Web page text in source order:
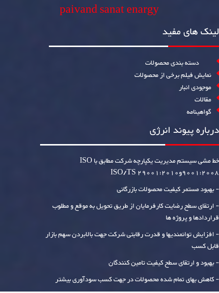
paivand sanat enargy
لینک های مفید
دسته بندی محصولات
نمایش فیلم برخی از محصولات
موجودی انبار
مقالات
گواهینامه
درباره پیوند انرژی
خط مشی سیستم مدیریت یکپارچه شرکت مطابق با ISO
9001:2008وISO/TS 29001:2010
- بهبود مستمر کیفیت محصولات بازرگانی
- ارتقای سطح رضایت کارفرمایان از طریق تحویل به موقع و مطلوب
قراردادها و پروژه ها
- افزایش توانمندیها و قدرت رقابتی شرکت جهت بالابردن سهم بازار
قابل کسب
- بهبود و ارتقای سطح کیفیت تامین کنندگان
- کاهش بهای تمام شده محصولات در جهت کسب سودآوری بیشتر